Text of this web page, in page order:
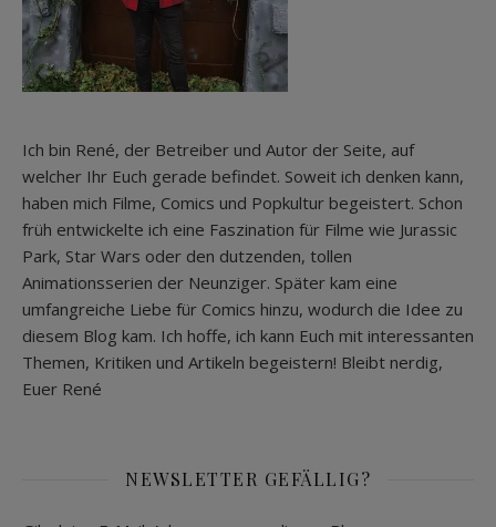
Ich bin René, der Betreiber und Autor der Seite, auf
welcher Ihr Euch gerade befindet. Soweit ich denken kann,
haben mich Filme, Comics und Popkultur begeistert. Schon
früh entwickelte ich eine Faszination für Filme wie Jurassic
Park, Star Wars oder den dutzenden, tollen
Animationsserien der Neunziger. Später kam eine
umfangreiche Liebe für Comics hinzu, wodurch die Idee zu
diesem Blog kam. Ich hoffe, ich kann Euch mit interessanten
Themen, Kritiken und Artikeln begeistern! Bleibt nerdig,
Euer René
NEWSLETTER GEFÄLLIG?